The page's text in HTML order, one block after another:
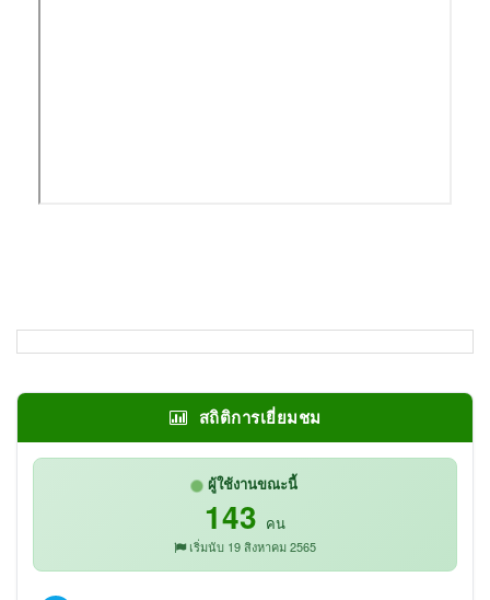
สถิติการเยี่ยมชม
ผู้ใช้งานขณะนี้
143 คน
เริ่มนับ 19 สิงหาคม 2565